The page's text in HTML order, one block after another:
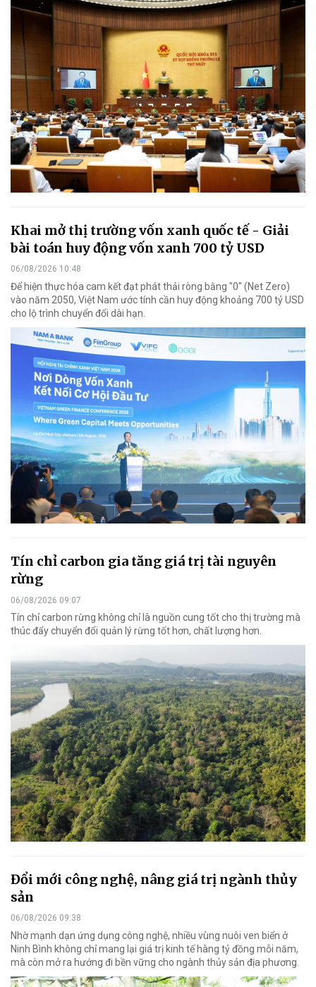
Khai mở thị trường vốn xanh quốc tế - Giải
bài toán huy động vốn xanh 700 tỷ USD
06/08/2026 10:48
Để hiện thực hóa cam kết đạt phát thải ròng bằng "0" (Net Zero)
vào năm 2050, Việt Nam ước tính cần huy động khoảng 700 tỷ USD
cho lộ trình chuyển đổi dài hạn.
Tín chỉ carbon gia tăng giá trị tài nguyên
rừng
06/08/2026 09:07
Tín chỉ carbon rừng không chỉ là nguồn cung tốt cho thị trường mà
thúc đẩy chuyển đổi quản lý rừng tốt hơn, chất lượng hơn.
Đổi mới công nghệ, nâng giá trị ngành thủy
sản
06/08/2026 09:38
Nhờ mạnh dạn ứng dụng công nghệ, nhiều vùng nuôi ven biển ở
Ninh Bình không chỉ mang lại giá trị kinh tế hàng tỷ đồng mỗi năm,
mà còn mở ra hướng đi bền vững cho ngành thủy sản địa phương.